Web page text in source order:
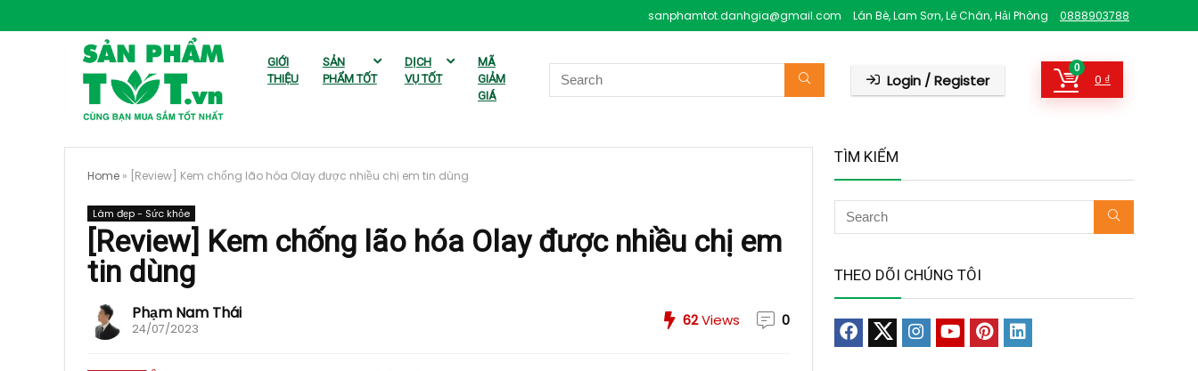
sanphamtot.danhgia@gmail.com Lán Bè, Lam Sơn, Lê Chân, Hải Phòng 0888903788
GIỚI
THIỆU
SẢN
PHẨM TỐT
DỊCH
VỤ TỐT
MÃ
GIẢM
GIÁ
Login / Register
0
0 ₫
Home » [Review] Kem chống lão hóa Olay được nhiều chị em tin dùng
Làm đẹp - Sức khỏe
[Review] Kem chống lão hóa Olay được nhiều chị em
tin dùng
Phạm Nam Thái
24/07/2023 62Views 0
TÌM KIẾM
THEO DÕI CHÚNG TÔI